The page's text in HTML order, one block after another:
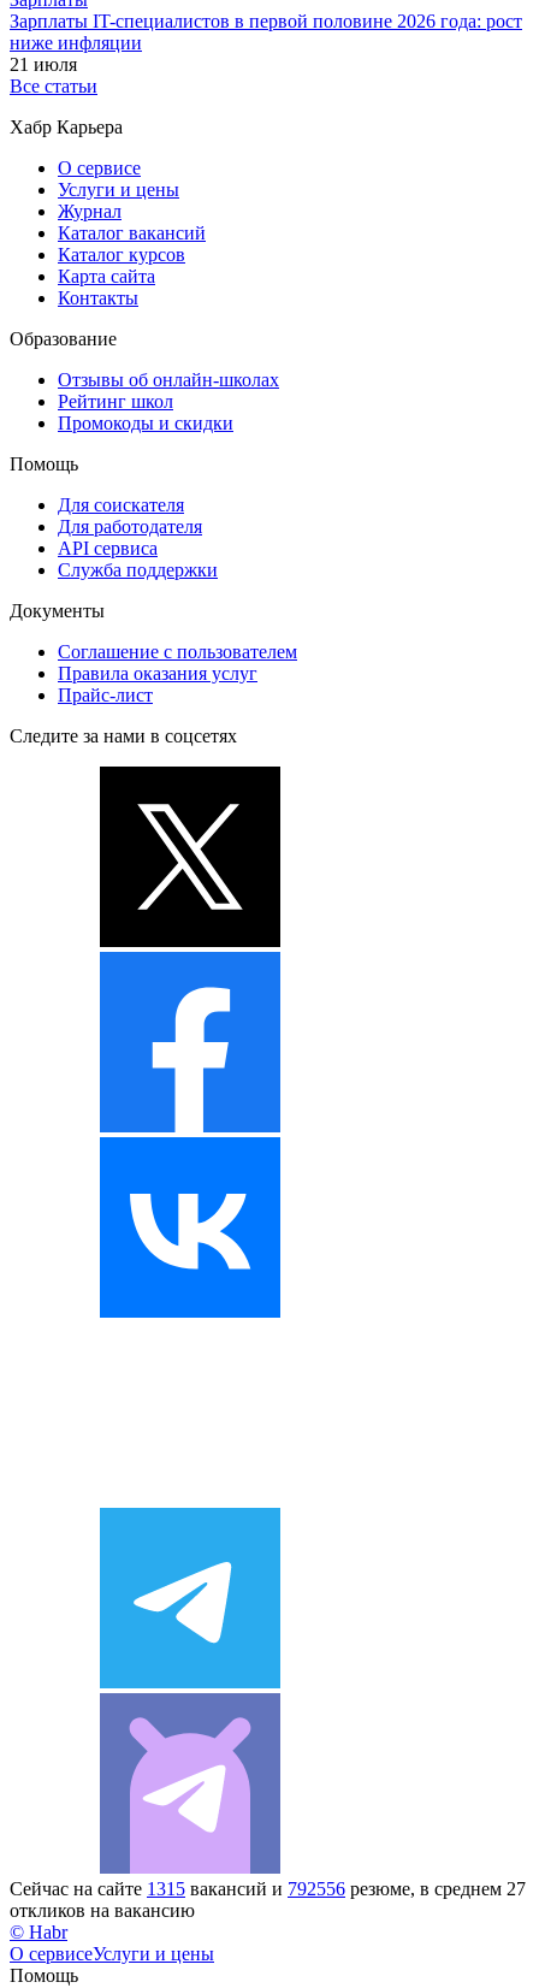
Зарплаты IT-специалистов в первой половине 2026 года: рост
ниже инфляции
21 июля
Все статьи
Хабр Карьера
О сервисе
Услуги и цены
Журнал
Каталог вакансий
Каталог курсов
Карта сайта
Контакты
Образование
Отзывы об онлайн-школах
Рейтинг школ
Промокоды и скидки
Помощь
Для соискателя
Для работодателя
API сервиса
Служба поддержки
Документы
Соглашение с пользователем
Правила оказания услуг
Прайс-лист
Следите за нами в соцсетях
Сейчас на сайте 1315 вакансий и 792556 резюме, в среднем 27
откликов на вакансию
© Habr
О сервисеУслуги и цены
Помощь